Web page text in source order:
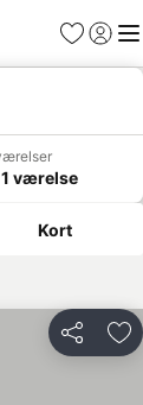
Favoritter
Log ind
værelse
Kort
Del